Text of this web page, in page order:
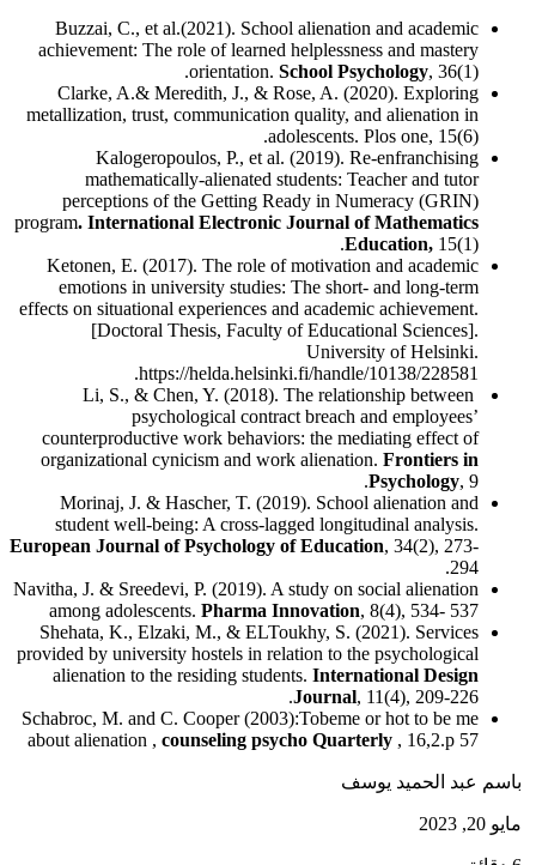
Buzzai, C., et al.(2021). School alienation and academic
achievement: The role of learned helplessness and mastery
orientation. School Psychology, 36(1).
Clarke, A.& Meredith, J., & Rose, A. (2020). Exploring
metallization, trust, communication quality, and alienation in
adolescents. Plos one, 15(6).
Kalogeropoulos, P., et al. (2019). Re-enfranchising
mathematically-alienated students: Teacher and tutor
perceptions of the Getting Ready in Numeracy (GRIN)
program. International Electronic Journal of Mathematics
Education, 15(1).
Ketonen, E. (2017). The role of motivation and academic
emotions in university studies: The short- and long-term
effects on situational experiences and academic achievement.
[Doctoral Thesis, Faculty of Educational Sciences].
University of Helsinki.
https://helda.helsinki.fi/handle/10138/228581
.
Li, S., & Chen, Y. (2018). The relationship between
psychological contract breach and employees’
counterproductive work behaviors: the mediating effect of
organizational cynicism and work alienation. Frontiers in
Psychology, 9.
Morinaj, J. & Hascher, T. (2019). School alienation and
student well-being: A cross-lagged longitudinal analysis.
European Journal of Psychology of Education, 34(2), 273-
294.
Navitha, J. & Sreedevi, P. (2019). A study on social alienation
among adolescents. Pharma Innovation, 8(4), 534- 537
Shehata, K., Elzaki, M., & ELToukhy, S. (2021). Services
provided by university hostels in relation to the psychological
alienation to the residing students. International Design
Journal, 11(4), 209-226.
Schabroc, M. and C. Cooper (2003):Tobeme or hot to be me
about alienation , counseling psycho Quarterly , 16,2.p 57
باسم عبد الحميد يوسف
مايو 20, 2023